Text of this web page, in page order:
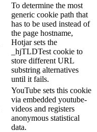
To determine the most
generic cookie path that
has to be used instead of
the page hostname,
Hotjar sets the
_hjTLDTest cookie to
store different URL
substring alternatives
until it fails.
YouTube sets this cookie
via embedded youtube-
videos and registers
anonymous statistical
data.